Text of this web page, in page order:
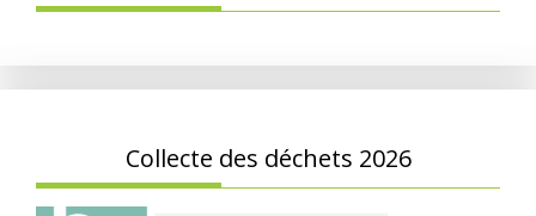
Collecte des déchets 2026